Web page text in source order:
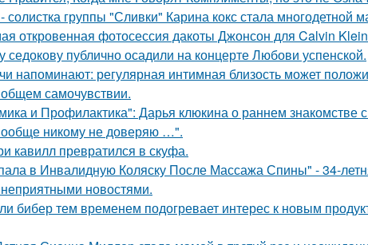
солистка группы "Сливки" Карина кокс стала многодетной
откровенная фотосессия дакоты Джонсон для Calvin
седокову публично осадили на концерте Любови успенской.
напоминают: регулярная интимная близость может
самочувствии.
и Профилактика": Дарья клюкина о раннем знакомстве с
никому не доверяю …".
кавилл превратился в скуфа.
в Инвалидную Коляску После Массажа Спины" - 34-
неприятными новостями.
бибер тем временем подогревает интерес к новым